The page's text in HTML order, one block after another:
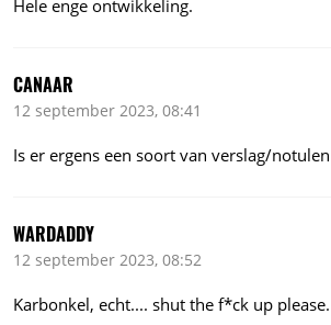
Hele enge ontwikkeling.
CANAAR
12 september 2023, 08:41
Is er ergens een soort van verslag/
WARDADDY
12 september 2023, 08:52
Karbonkel, echt.... shut the f*ck up